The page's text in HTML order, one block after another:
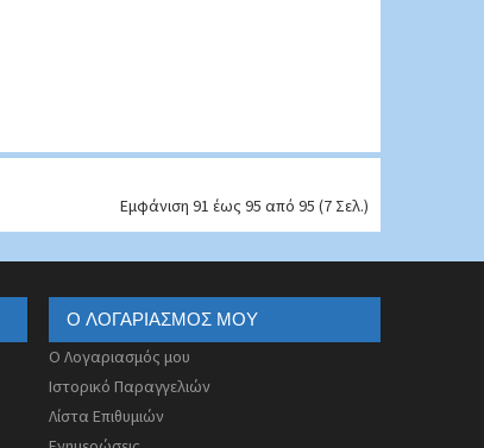
Εμφάνιση 91 έως 95 από 95 (7 Σελ.)
Ο ΛΟΓΑΡΙΑΣΜΌΣ ΜΟΥ
Ο Λογαριασμός μου
Ιστορικό Παραγγελιών
Λίστα Επιθυμιών